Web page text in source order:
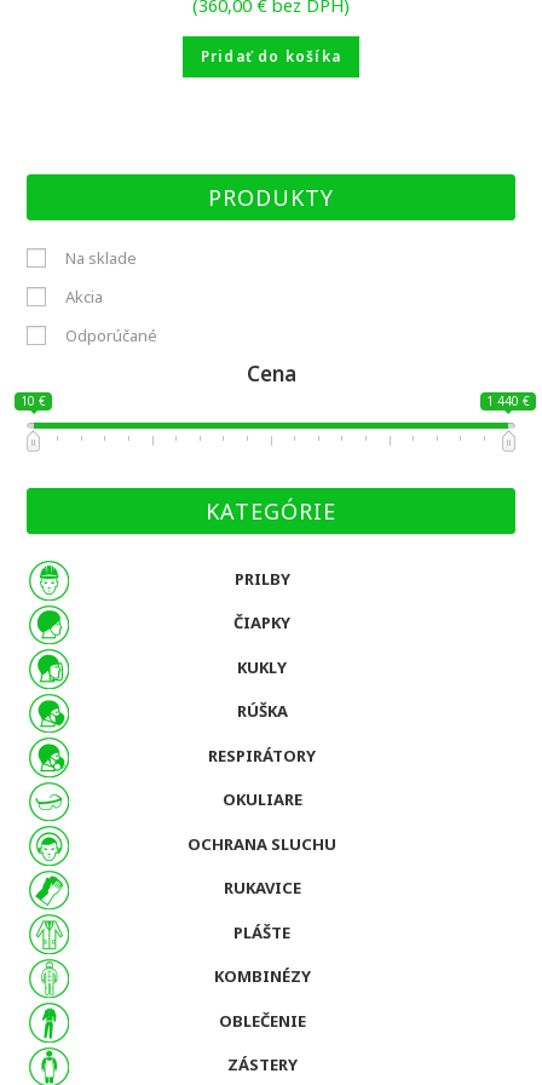
(360,00 € bez DPH)
Pridať do košíka
PRODUKTY
Cena
Na sklade
Akcia
Odporúčané
10 € 1 440 €
KATEGÓRIE
PRILBY
ČIAPKY
KUKLY
RÚŠKA
RESPIRÁTORY
OKULIARE
OCHRANA SLUCHU
RUKAVICE
PLÁŠTE
KOMBINÉZY
OBLEČENIE
ZÁSTERY